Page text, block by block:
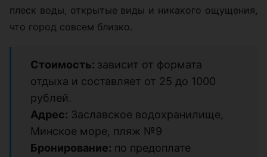
плеск воды, открытые виды и никакого ощущения,
что город совсем близко.
Стоимость: зависит от формата
отдыха и составляет от 25 до 1000
рублей.
Адрес: Заславское водохранилище,
Минское море, пляж №9
Бронирование: по предоплате